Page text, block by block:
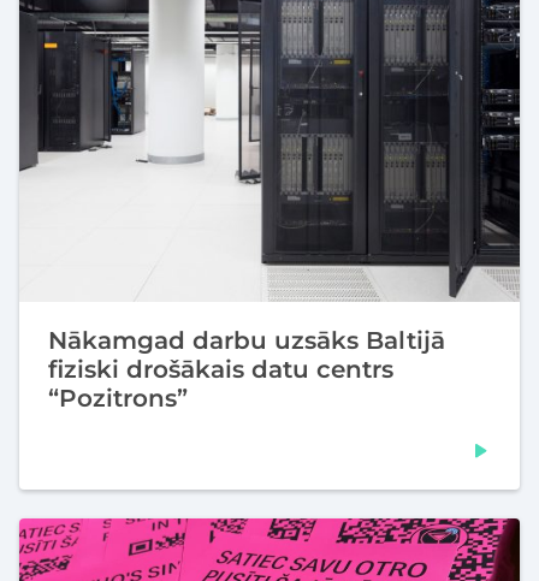
Nākamgad darbu uzsāks Baltijā
fiziski drošākais datu centrs
“Pozitrons”